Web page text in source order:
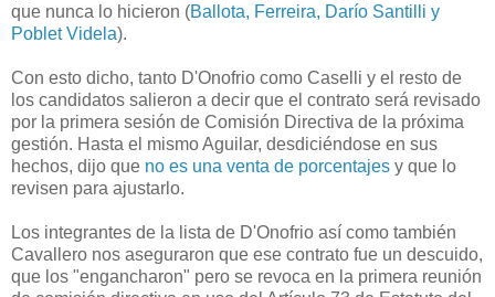
que nunca lo hicieron (Ballota, Ferreira, Darío Santilli y
Poblet Videla).
Con esto dicho, tanto D'Onofrio como Caselli y el resto de
los candidatos salieron a decir que el contrato será revisado
por la primera sesión de Comisión Directiva de la próxima
gestión. Hasta el mismo Aguilar, desdiciéndose en sus
hechos, dijo que no es una venta de porcentajes y que lo
revisen para ajustarlo.
Los integrantes de la lista de D'Onofrio así como también
Cavallero nos aseguraron que ese contrato fue un descuido,
que los "engancharon" pero se revoca en la primera reunión